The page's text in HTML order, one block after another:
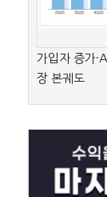
가입자 증가
장 본궤도